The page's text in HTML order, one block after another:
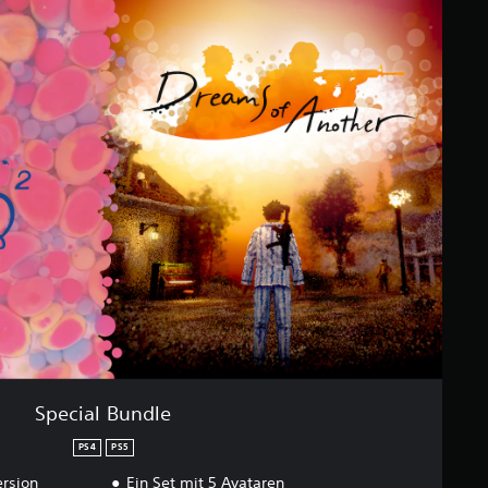
Special Bundle
PS4 PS5
Ein Set mit 5 Avataren